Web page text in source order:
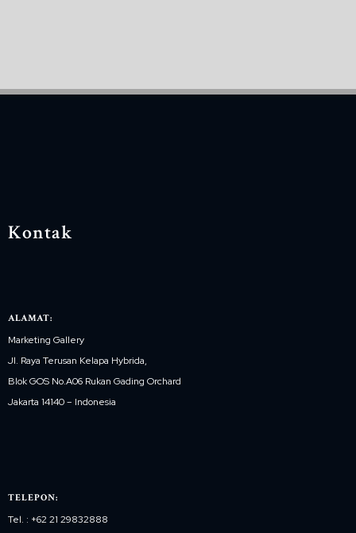
Kontak
ALAMAT:
Marketing Gallery
Jl. Raya Terusan Kelapa Hybrida,
Blok GOS No.A06 Rukan Gading Orchard
Jakarta 14140 – Indonesia
TELEPON:
Tel. : +62 21 29832888